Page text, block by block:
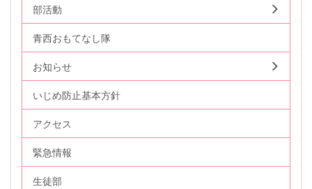
部活動
青西おもてなし隊
お知らせ
いじめ防止基本方針
アクセス
緊急情報
生徒部